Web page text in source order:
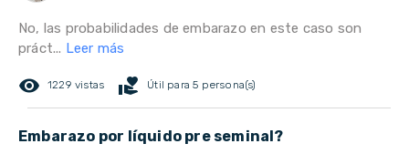
No, las probabilidades de embarazo en este caso son
práct... Leer más
remove_red_eye 1229 vistas volunteer_activism Útil para 5 persona(s)
Embarazo por líquido pre seminal?